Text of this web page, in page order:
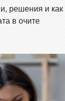
решения и как
в очите